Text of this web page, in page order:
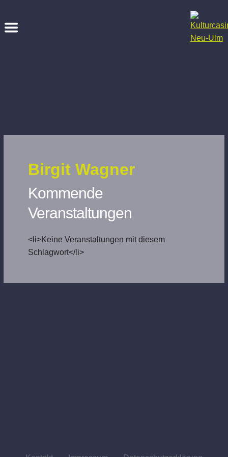
Birgit Wagner
Kommende
Veranstaltungen
<li>Keine Veranstaltungen mit diesem
Schlagwort</li>